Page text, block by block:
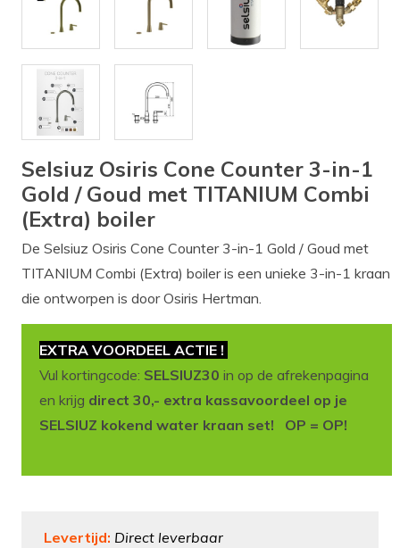
$$$ ACTIES $$$
Selsiuz Osiris Cone Counter 3-in-1
Gold / Goud met TITANIUM Combi
(Extra) boiler
De Selsiuz Osiris Cone Counter 3-in-1 Gold / Goud met
TITANIUM Combi (Extra) boiler is een unieke 3-in-1 kraan
die ontworpen is door Osiris Hertman.
EXTRA VOORDEEL ACTIE !
Vul kortingcode: SELSIUZ30 in op de afrekenpagina
en krijg direct 30,- extra kassavoordeel op je
SELSIUZ kokend water kraan set! OP = OP!
Levertijd: Direct leverbaar